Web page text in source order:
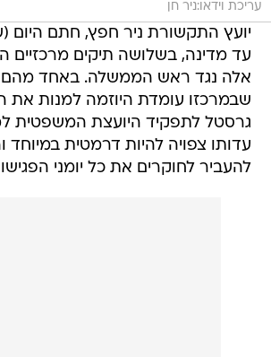
עריכת וידאו:ניר חן
יועץ התקשורת ניר חפץ, חתם היום
עד מדינה, בשלושה תיקים מרכזיים
שבמרכזו עומדת היוזמה למנות את
גרסטל לתפקיד היועצת המשפטית
עדותו צפויה להיות דרמטית במיוחד
להעביר לחוקרים את כל יומני